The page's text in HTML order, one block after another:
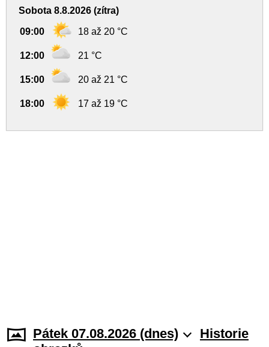
Sobota 8.8.2026 (zítra)
09:00 18 až 20 °C
12:00 21 °C
15:00 20 až 21 °C
18:00 17 až 19 °C
Pátek 07.08.2026 (dnes)
Historie